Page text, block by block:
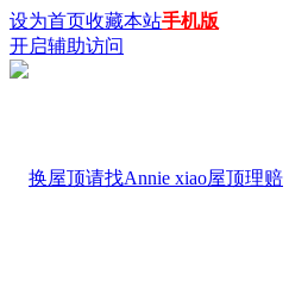
设为首页收藏本站手机版
开启辅助访问